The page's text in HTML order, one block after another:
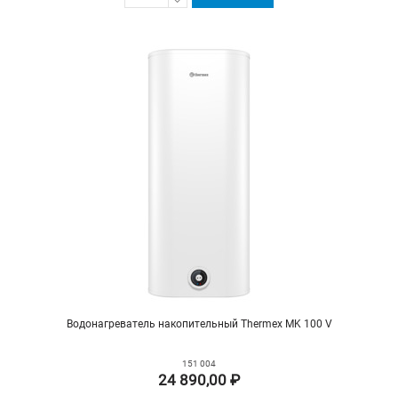
Водонагреватель накопительный Thermex MK 100 V
151 004
24 890,00 ₽